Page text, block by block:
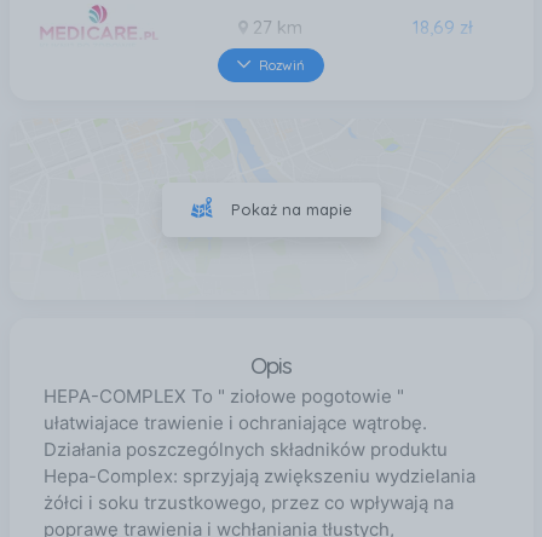
27 km 18,69 zł
Rozwiń
Pokaż na mapie
Opis
HEPA-COMPLEX To " ziołowe pogotowie "
ułatwiajace trawienie i ochraniające wątrobę.
Działania poszczególnych składników produktu
Hepa-Complex: sprzyjają zwiększeniu wydzielania
żółci i soku trzustkowego, przez co wpływają na
poprawę trawienia i wchłaniania tłustych,